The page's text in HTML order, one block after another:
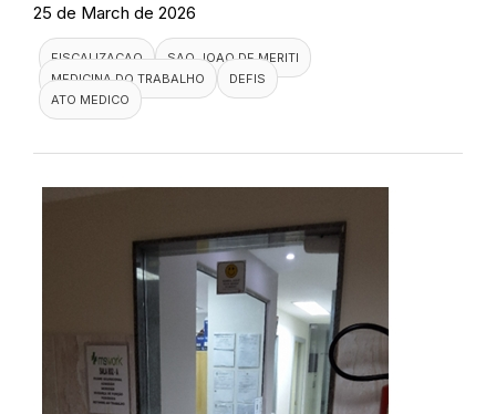
25 de March de 2026
FISCALIZACAO
SAO JOAO DE MERITI
MEDICINA DO TRABALHO
DEFIS
ATO MEDICO